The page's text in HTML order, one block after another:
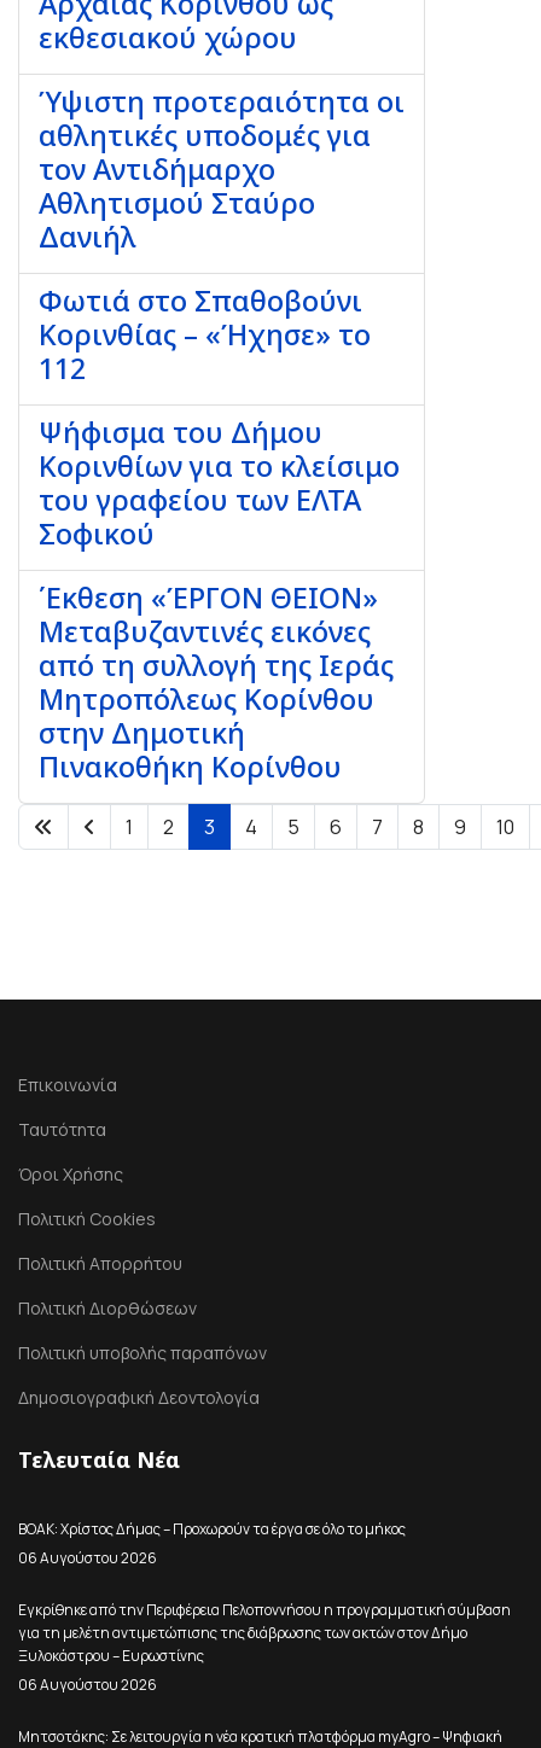
εκθεσιακού χώρου
Ύψιστη προτεραιότητα οι
αθλητικές υποδομές για
τον Αντιδήμαρχο
Αθλητισμού Σταύρο
Δανιήλ
Φωτιά στο Σπαθοβούνι
Κορινθίας – «Ήχησε» το
112
Ψήφισμα του Δήμου
Κορινθίων για το κλείσιμο
του γραφείου των ΕΛΤΑ
Σοφικού
΄Eκθεση «ΈΡΓΟΝ ΘΕΙΟΝ»
Μεταβυζαντινές εικόνες
από τη συλλογή της Ιεράς
Μητροπόλεως Κορίνθου
στην Δημοτική
Πινακοθήκη Κορίνθου
Σελίδα 3 από 86
1 2 3 4 5 6 7 8 9 10
Επικοινωνία
Ταυτότητα
Όροι Χρήσης
Πολιτική Cookies
Πολιτική Απορρήτου
Πολιτική Διορθώσεων
Πολιτική υποβολής παραπόνων
Δημοσιογραφική Δεοντολογία
Τελευταία Νέα
ΒΟΑΚ: Χρίστος Δήμας – Προχωρούν τα έργα σε όλο το μήκος
06 Αυγούστου 2026
Εγκρίθηκε από την Περιφέρεια Πελοποννήσου η προγραμματική σύμβαση
για τη μελέτη αντιμετώπισης της διάβρωσης των ακτών στον Δήμο
Ξυλοκάστρου – Ευρωστίνης
06 Αυγούστου 2026
Μητσοτάκης: Σε λειτουργία η νέα κρατική πλατφόρμα myAgro – Ψηφιακή